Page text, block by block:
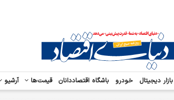
بازار دیجیتال خودرو باشگاه اقتصاددانان قیمت‌ها آرشیو